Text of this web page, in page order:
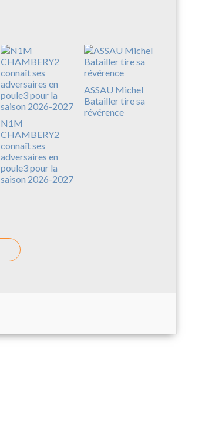
N1M
CHAMBERY2
connaît ses
adversaires en
poule3 pour la
saison 2026-2027
ASSAU Michel
Batailler tire sa
révérence